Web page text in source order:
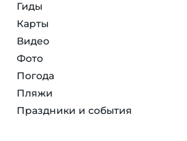
Гиды
Карты
Видео
Фото
Погода
Пляжи
Праздники и события